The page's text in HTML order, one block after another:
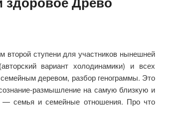
второй ступени для участников нынешней
вариант холодинамики) и всех
деревом, разбор генограммы. Это
размышление на самую близкую и
семья и семейные отношения. Про что